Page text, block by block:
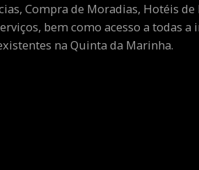
Compra de Moradias, Hotéis de
bem como acesso a todas
na Quinta da Marinha.